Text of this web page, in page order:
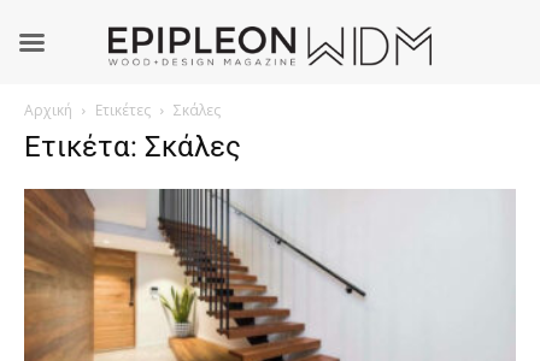
Αρχική Ετικέτες Σκάλες
Ετικέτα: Σκάλες